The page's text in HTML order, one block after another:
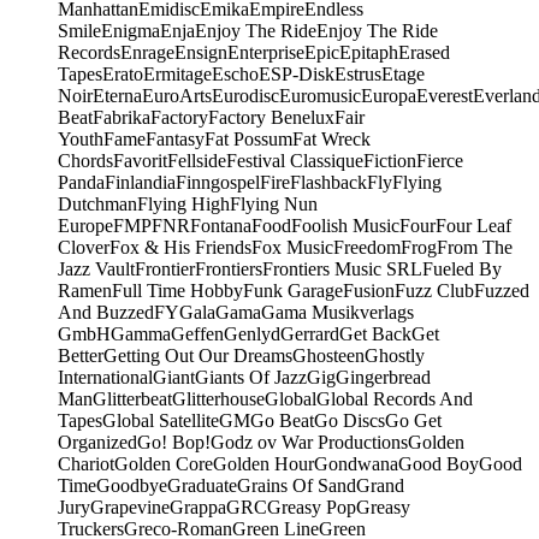
ManhattanEmidiscEmikaEmpireEndless
SmileEnigmaEnjaEnjoy The RideEnjoy The Ride
RecordsEnrageEnsignEnterpriseEpicEpitaphErased
TapesEratoErmitageEschoESP-DiskEstrusEtage
NoirEternaEuroArtsEurodiscEuromusicEuropaEverest
BeatFabrikaFactoryFactory BeneluxFair
YouthFameFantasyFat PossumFat Wreck
ChordsFavoritFellsideFestival ClassiqueFictionFierce
PandaFinlandiaFinngospelFireFlashbackFlyFlying
DutchmanFlying HighFlying Nun
EuropeFMPFNRFontanaFoodFoolish MusicFourFour Leaf
CloverFox & His FriendsFox MusicFreedomFrogFrom The
Jazz VaultFrontierFrontiersFrontiers Music SRLFueled By
RamenFull Time HobbyFunk GarageFusionFuzz ClubFuzzed
And BuzzedFYGalaGamaGama Musikverlags
GmbHGammaGeffenGenlydGerrardGet BackGet
BetterGetting Out Our DreamsGhosteenGhostly
InternationalGiantGiants Of JazzGigGingerbread
ManGlitterbeatGlitterhouseGlobalGlobal Records And
TapesGlobal SatelliteGMGo BeatGo DiscsGo Get
OrganizedGo! Bop!Godz ov War ProductionsGolden
ChariotGolden CoreGolden HourGondwanaGood BoyGood
TimeGoodbyeGraduateGrains Of SandGrand
JuryGrapevineGrappaGRCGreasy PopGreasy
TruckersGreco-RomanGreen LineGreen